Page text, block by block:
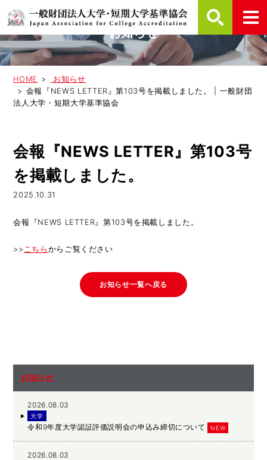
お知らせ
HOME
お知らせ
会報『NEWS LETTER』第103号を掲載しました。 | 一般財団
法人大学・短期大学基準協会
会報『NEWS LETTER』第103号
を掲載しました。
2025.10.31
会報『NEWS LETTER』第103号を掲載しました。
>> こちら からご覧ください
お知らせ一覧へ戻る
お知らせ
2026.08.03
大学
令和9年度大学認証評価説明会の申込み締切について NEW
2026.08.03